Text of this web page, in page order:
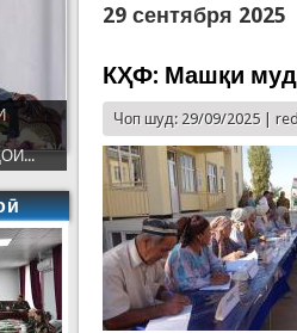
29 сентября 2025
КҲФ: Машқи
Чоп шуд: 29/09/2025 |